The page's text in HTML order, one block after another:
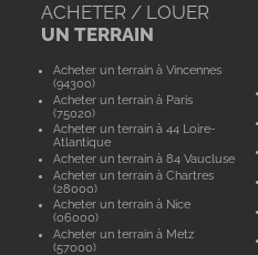
ACHETER / LOUER
UN TERRAIN
Acheter un terrain à Vincennes
(94300)
Acheter un terrain à Paris
(75020)
Acheter un terrain à 44 Loire-
Atlantique
Acheter un terrain à 84 Vaucluse
Acheter un terrain à Chartres
(28000)
Acheter un terrain à Nice
(06000)
Acheter un terrain à Metz
(57000)